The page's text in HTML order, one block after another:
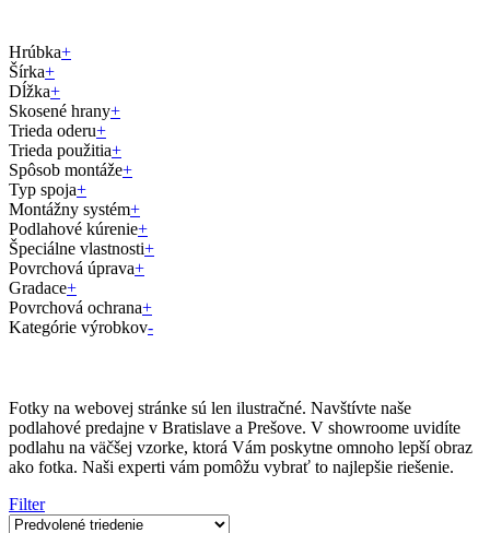
Hrúbka+
Šírka+
Dĺžka+
Skosené hrany+
Trieda oderu+
Trieda použitia+
Spôsob montáže+
Typ spoja+
Montážny systém+
Podlahové kúrenie+
Špeciálne vlastnosti+
Povrchová úprava+
Gradace+
Povrchová ochrana+
Kategórie výrobkov-
Fotky na webovej stránke sú len ilustračné. Navštívte naše
podlahové predajne v Bratislave a Prešove. V showroome uvidíte
podlahu na väčšej vzorke, ktorá Vám poskytne omnoho lepší obraz
ako fotka. Naši experti vám pomôžu vybrať to najlepšie riešenie.
Filter